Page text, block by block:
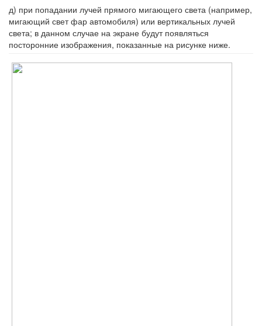
д) при попадании лучей прямого мигающего света (например,
мигающий свет фар автомобиля) или вертикальных лучей
света; в данном случае на экране будут появляться
посторонние изображения, показанные на рисунке ниже.